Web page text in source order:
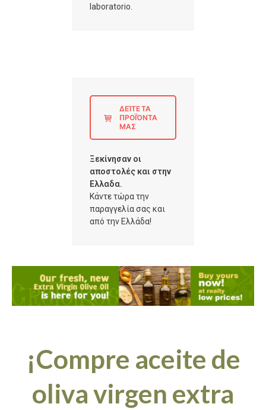
laboratorio.
ΔΕΊΤΕ ΤΑ
ΠΡΟΪΌΝΤΑ
ΜΑΣ
Ξεκίνησαν οι
αποστολές και στην
Ελλαδα.
Κάντε τώρα την
παραγγελία σας και
από την Ελλάδα!
¡Compre aceite de
oliva virgen extra